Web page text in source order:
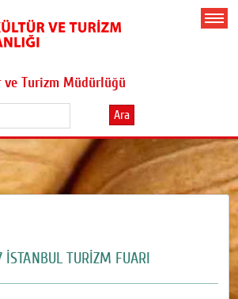
Turizm Müdürlüğü
Ara
TURİZM FUARI